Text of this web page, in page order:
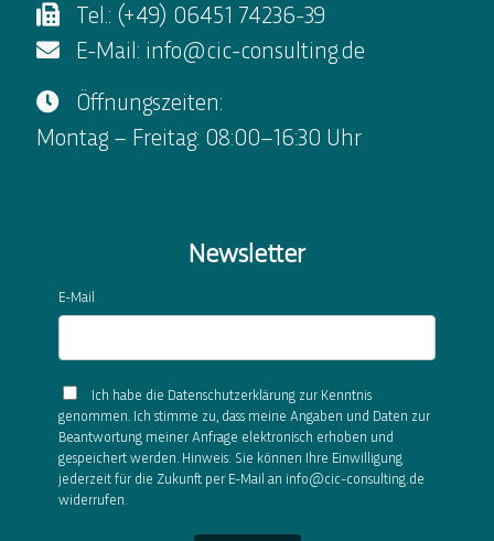
Tel.: (+49) 06451 74236-39
E-Mail: info@cic-consulting.de
Öffnungszeiten:
Montag – Freitag: 08:00–16:30 Uhr
Newsletter
E-Mail
Ich habe die Datenschutzerklärung zur Kenntnis
genommen. Ich stimme zu, dass meine Angaben und Daten zur
Beantwortung meiner Anfrage elektronisch erhoben und
gespeichert werden. Hinweis: Sie können Ihre Einwilligung
jederzeit für die Zukunft per E-Mail an info@cic-consulting.de
widerrufen.